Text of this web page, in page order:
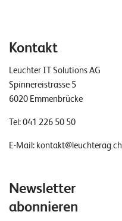
Kontakt
Leuchter IT Solutions AG
Spinnereistrasse 5
6020 Emmenbrücke
Tel:041 226 50 50
E-Mail: kontakt@leuchterag.ch
Newsletter
abonnieren